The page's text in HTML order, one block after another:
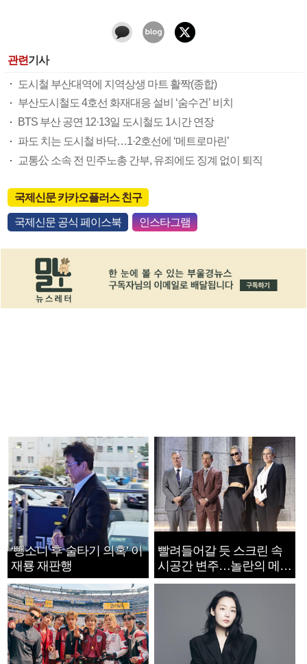
관련기사
도시철 부산대역에 지역상생 마트 활짝(종합)
부산도시철도 4호선 화재대응 설비 ‘숨수건’ 비치
BTS 부산 공연 12·13일 도시철도 1시간 연장
파도 치는 도시철 바닥…1·2호선에 ‘메트로마린’
교통公 소속 전 민주노총 간부, 유죄에도 징계 없이 퇴직
국제신문 카카오플러스 친구
국제신문 공식 페이스북 인스타그램
‘뺑소니 후 술타기 의혹’ 이
재룡 재판행
빨려들어갈 듯 스크린 속
시공간 변주…놀란의 메시
지는 ‘전쟁 속죄’